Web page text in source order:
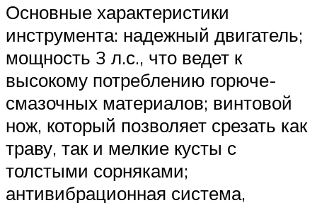
Основные характеристики
инструмента: надежный двигатель;
мощность 3 л.с., что ведет к
высокому потреблению горюче-
смазочных материалов; винтовой
нож, который позволяет срезать как
траву, так и мелкие кусты с
толстыми сорняками;
антивибрационная система,